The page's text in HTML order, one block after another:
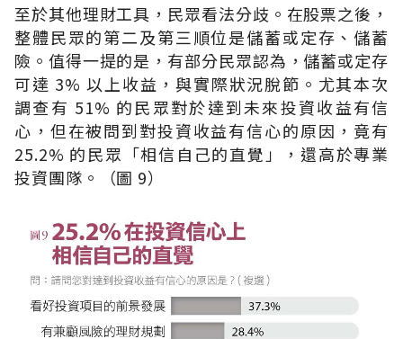
至於其他理財工具，民眾看法分歧。在股票之後，
整體民眾的第二及第三順位是儲蓄或定存、儲蓄
險。值得一提的是，有部分民眾認為，儲蓄或定存
可達 3% 以上收益，與實際狀況脫節。尤其本次
調查有 51% 的民眾對於達到未來投資收益有信
心，但在被問到對投資收益有信心的原因，竟有
25.2% 的民眾「相信自己的直覺」，還高於專業
投資團隊。（圖 9）